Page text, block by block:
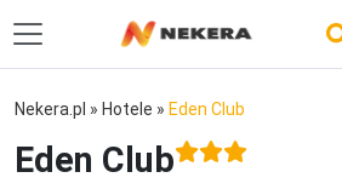
Nekera.pl » Hotele » Eden Club
Eden Club